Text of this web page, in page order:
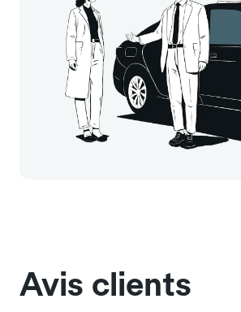
Avis clients